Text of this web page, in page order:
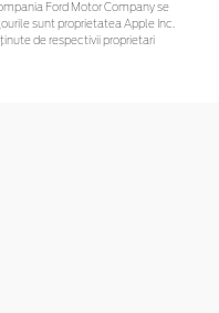
Ford Motor Company se
sunt proprietatea Apple Inc.
de respectivii proprietari